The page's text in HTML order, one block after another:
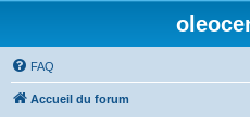
FAQ
Accueil du forum